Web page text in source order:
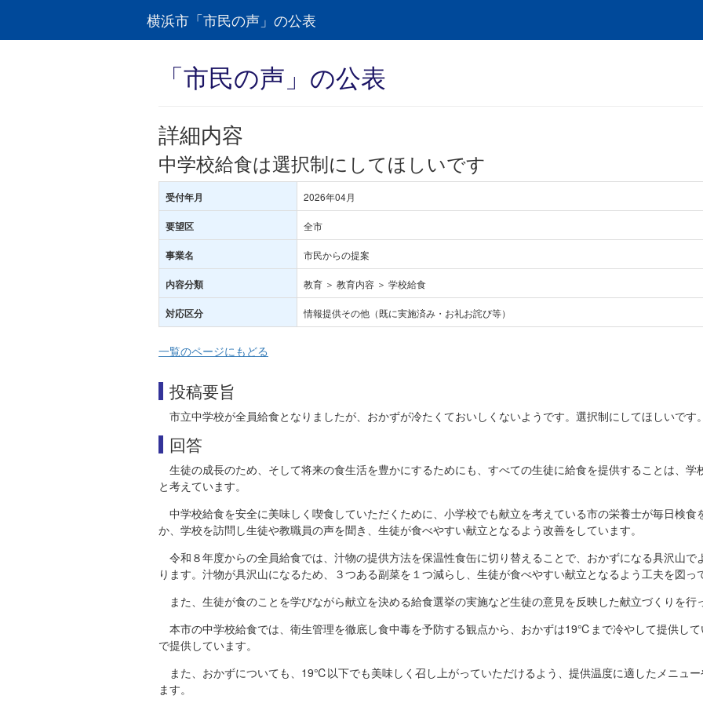
横浜市「市民の声」の公表
「市民の声」の公表
詳細内容
中学校給食は選択制にしてほしいです
受付年月 2026年04月
要望区 全市
事業名 市民からの提案
内容分類 教育 ＞ 教育内容 ＞ 学校給食
対応区分 情報提供その他（既に実施済み・お礼お詫び等）
一覧のページにもどる
投稿要旨
市立中学校が全員給食となりましたが、おかずが冷たくておいしくないようです。選択制にしてほしいです。
回答
生徒の成長のため、そして将来の食生活を豊かにするためにも、すべての生徒に給食を提供することは、学
と考えています。
中学校給食を安全に美味しく喫食していただくために、小学校でも献立を考えている市の栄養士が毎日検
か、学校を訪問し生徒や教職員の声を聞き、生徒が食べやすい献立となるよう改善をしています。
令和８年度からの全員給食では、汁物の提供方法を保温性食缶に切り替えることで、おかずになる具沢山
ります。汁物が具沢山になるため、３つある副菜を１つ減らし、生徒が食べやすい献立となるよう工夫を図っ
また、生徒が食のことを学びながら献立を決める給食選挙の実施など生徒の意見を反映した献立づくりを行
本市の中学校給食では、衛生管理を徹底し食中毒を予防する観点から、おかずは19℃まで冷やして提供し
で提供しています。
また、おかずについても、19℃以下でも美味しく召し上がっていただけるよう、提供温度に適したメニュ
ます。